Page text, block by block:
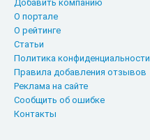
Добавить компанию
О портале
О рейтинге
Статьи
Политика конфиденциальности
Правила добавления отзывов
Реклама на сайте
Сообщить об ошибке
Контакты